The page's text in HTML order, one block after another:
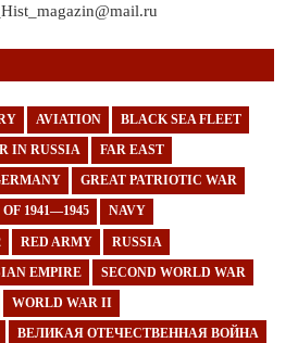
AVIATION BLACK SEA FLEET
IN RUSSIA FAR EAST
GREAT PATRIOTIC WAR
1941—1945 NAVY
RED ARMY RUSSIA
EMPIRE SECOND WORLD WAR
WORLD WAR II
ВЕЛИКАЯ ОТЕЧЕСТВЕННАЯ ВОЙНА